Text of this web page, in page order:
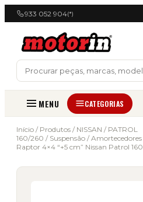
933 052 904(*)
MENU CATEGORIAS
Início / Produtos / NISSAN / PATROL
160/260 / Suspensão / Amortecedores
Raptor 4×4 “+5 cm” Nissan Patrol 160